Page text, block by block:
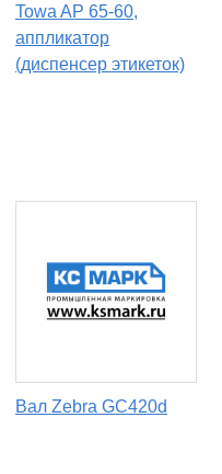
Towa AP 65-60,
аппликатор
(диспенсер этикеток)
Вал Zebra GC420d